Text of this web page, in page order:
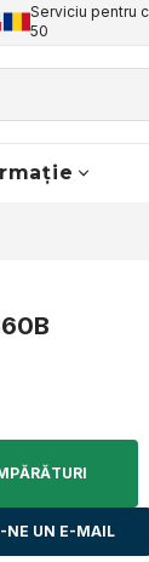
Serviciu pentru
50
NE UN E-MAIL